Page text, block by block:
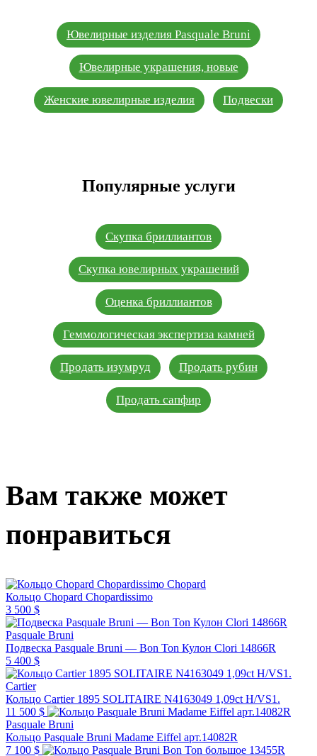
Ювелирные изделия Pasquale Bruni
Ювелирные украшения, новые
Женские ювелирные изделия Подвески
Популярные услуги
Скупка бриллиантов
Скупка ювелирных украшений
Оценка бриллиантов
Геммологическая экспертиза камней
Продать изумруд Продать рубин
Продать сапфир
Вам также может
понравиться
Chopard
Кольцо Chopard Chopardissimo
3 500 $
Pasquale Bruni
Подвеска Pasquale Bruni — Bon Ton Кулон Clori 14866R
5 400 $
Cartier
Кольцо Cartier 1895 SOLITAIRE N4163049 1,09ct H/VS1.
11 500 $
Pasquale Bruni
Кольцо Pasquale Bruni Madame Eiffel арт.14082R
7 100 $